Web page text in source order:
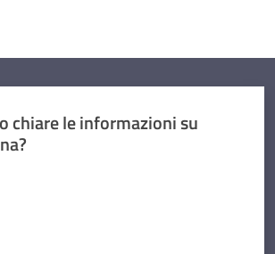
chiare le informazioni su